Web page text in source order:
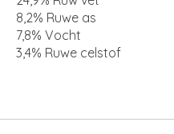
8,2% Ruwe as
7,8% Vocht
3,4% Ruwe celstof